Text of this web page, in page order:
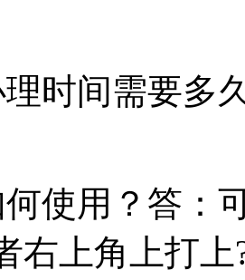
时间需要多
使用？答：
右上角上打